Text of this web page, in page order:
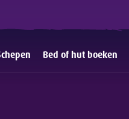
Bed of hut boeken